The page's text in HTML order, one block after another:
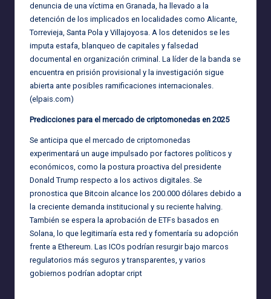
denuncia de una víctima en Granada, ha llevado a la
detención de los implicados en localidades como Alicante,
Torrevieja, Santa Pola y Villajoyosa. A los detenidos se les
imputa estafa, blanqueo de capitales y falsedad
documental en organización criminal. La líder de la banda se
encuentra en prisión provisional y la investigación sigue
abierta ante posibles ramificaciones internacionales.
(elpais.com)
Predicciones para el mercado de criptomonedas en 2025
Se anticipa que el mercado de criptomonedas
experimentará un auge impulsado por factores políticos y
económicos, como la postura proactiva del presidente
Donald Trump respecto a los activos digitales. Se
pronostica que Bitcoin alcance los 200.000 dólares debido a
la creciente demanda institucional y su reciente halving.
También se espera la aprobación de ETFs basados en
Solana, lo que legitimaría esta red y fomentaría su adopción
frente a Ethereum. Las ICOs podrían resurgir bajo marcos
regulatorios más seguros y transparentes, y varios
gobiernos podrían adoptar cript